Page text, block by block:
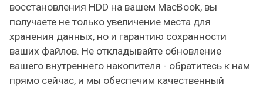
восстановления HDD на вашем MacBook, вы
получаете не только увеличение места для
хранения данных, но и гарантию сохранности
ваших файлов. Не откладывайте обновление
вашего внутреннего накопителя - обратитесь к нам
прямо сейчас, и мы обеспечим качественный